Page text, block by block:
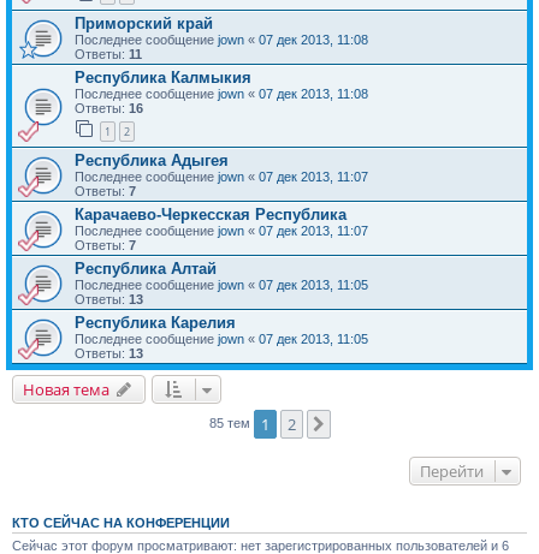
Приморский край
Последнее сообщение jown « 07 дек 2013, 11:08
Ответы: 11
Республика Калмыкия
Последнее сообщение jown « 07 дек 2013, 11:08
Ответы: 16
1 2
Республика Адыгея
Последнее сообщение jown « 07 дек 2013, 11:07
Ответы: 7
Карачаево-Черкесская Республика
Последнее сообщение jown « 07 дек 2013, 11:07
Ответы: 7
Республика Алтай
Последнее сообщение jown « 07 дек 2013, 11:05
Ответы: 13
Республика Карелия
Последнее сообщение jown « 07 дек 2013, 11:05
Ответы: 13
Новая тема
85 тем 1 2
Перейти
КТО СЕЙЧАС НА КОНФЕРЕНЦИИ
Сейчас этот форум просматривают: нет зарегистрированных пользователей и 6